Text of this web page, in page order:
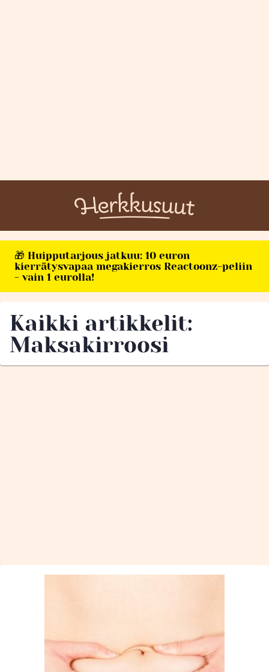
🎁 Huipputarjous jatkuu: 10 euron
kierrätysvapaa megakierros Reactoonz-peliin
- vain 1 eurolla!
Kaikki artikkelit:
Maksakirroosi